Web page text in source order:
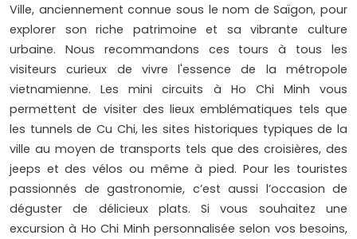
Ville, anciennement connue sous le nom de Saïgon, pour
explorer son riche patrimoine et sa vibrante culture
urbaine. Nous recommandons ces tours à tous les
visiteurs curieux de vivre l'essence de la métropole
vietnamienne. Les mini circuits à Ho Chi Minh vous
permettent de visiter des lieux emblématiques tels que
les tunnels de Cu Chi, les sites historiques typiques de la
ville au moyen de transports tels que des croisières, des
jeeps et des vélos ou même à pied. Pour les touristes
passionnés de gastronomie, c’est aussi l’occasion de
déguster de délicieux plats. Si vous souhaitez une
excursion à Ho Chi Minh personnalisée selon vos besoins,